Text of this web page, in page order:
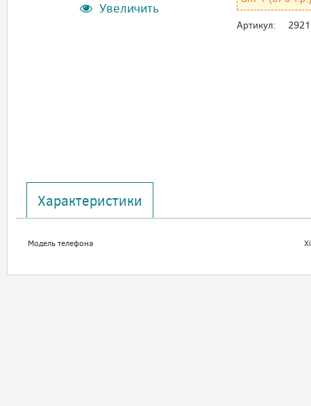
Увеличить
Артикул:
Характеристики
Модель телефона